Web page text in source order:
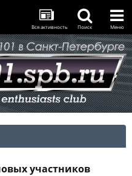
Вся активность Поиск Меню
участников